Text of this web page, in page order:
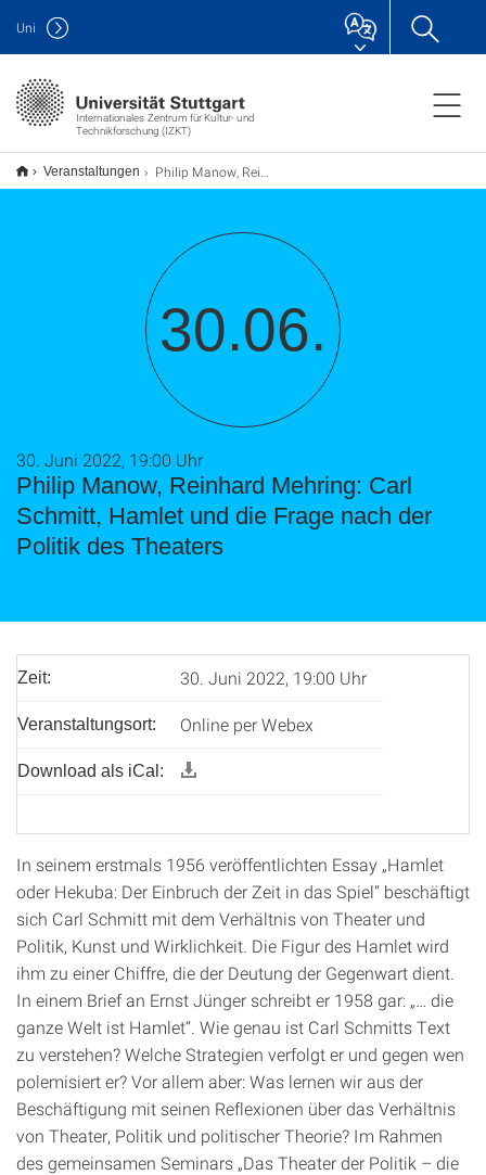
Internationales Zentrum für Kultur- und
Technikforschung (IZKT)
Uni
Veranstaltungen Philip Manow, Reinhard Mehring: Carl Schmitt, Hamlet und die Frage nach der Politik des Theaters
30.06.
Philip Manow, Reinhard Mehring: Carl
Schmitt, Hamlet und die Frage nach der
Politik des Theaters
30. Juni 2022, 19:00 Uhr
Zeit: 30. Juni 2022, 19:00 Uhr
Veranstaltungsort: Online per Webex
Download als iCal:
In seinem erstmals 1956 veröffentlichten Essay „Hamlet
oder Hekuba: Der Einbruch der Zeit in das Spiel“ beschäftigt
sich Carl Schmitt mit dem Verhältnis von Theater und
Politik, Kunst und Wirklichkeit. Die Figur des Hamlet wird
ihm zu einer Chiffre, die der Deutung der Gegenwart dient.
In einem Brief an Ernst Jünger schreibt er 1958 gar: „… die
ganze Welt ist Hamlet“. Wie genau ist Carl Schmitts Text
zu verstehen? Welche Strategien verfolgt er und gegen wen
polemisiert er? Vor allem aber: Was lernen wir aus der
Beschäftigung mit seinen Reflexionen über das Verhältnis
von Theater, Politik und politischer Theorie? Im Rahmen
des gemeinsamen Seminars „Das Theater der Politik – die